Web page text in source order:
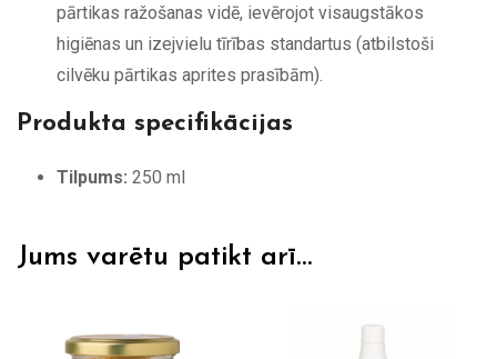
pārtikas ražošanas vidē, ievērojot visaugstākos
higiēnas un izejvielu tīrības standartus (atbilstoši
cilvēku pārtikas aprites prasībām).
Produkta specifikācijas
Tilpums: 250 ml
Jums varētu patikt arī…